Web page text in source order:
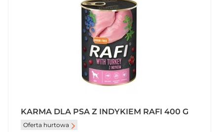
KARMA DLA PSA Z INDYKIEM RAFI 400 G
Oferta hurtowa